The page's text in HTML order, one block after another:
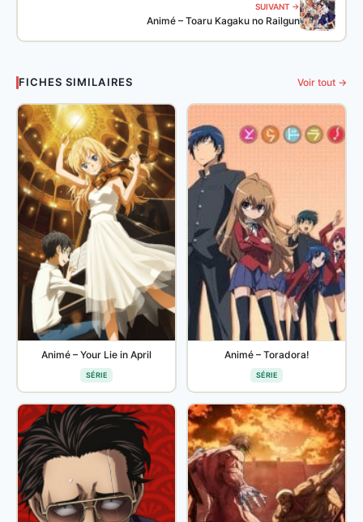
SUIVANT →
Animé – Toaru Kagaku no Railgun
FICHES SIMILAIRES Voir tout →
Animé – Your Lie in April
SÉRIE
Animé – Toradora!
SÉRIE